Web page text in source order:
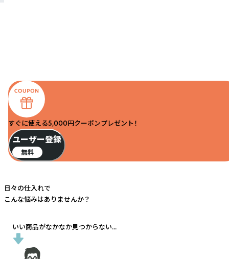
すぐに使える5,000円クーポンプレゼント！
ユーザー登録
無料
日々の仕入れで
こんな悩みはありませんか？
いい商品がなかなか見つからない...